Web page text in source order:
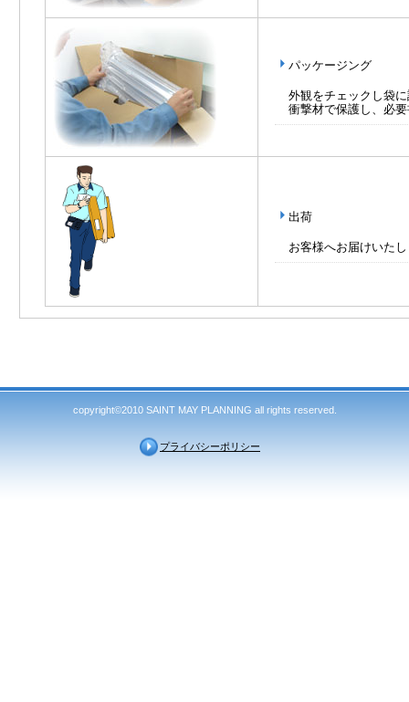
パッケージング
外観をチェックし袋
衝撃材で保護し、必
出荷
お客様へお届けいた
copyright©2010 SAINT MAY PLANNING all rights reserved.
プライバシーポリシー